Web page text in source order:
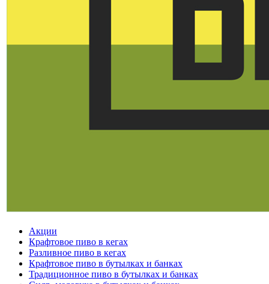
Акции
Крафтовое пиво в кегах
Разливное пиво в кегах
Крафтовое пиво в бутылках и банках
Традиционное пиво в бутылках и банках